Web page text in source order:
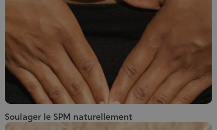
Soulager le SPM naturellement